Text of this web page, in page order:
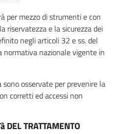
per mezzo di strumenti e con
riservatezza e la sicurezza dei
negli articoli 32 e ss. del
normativa nazionale vigente in
sono osservate per prevenire la
corretti ed accessi non
DEL TRATTAMENTO